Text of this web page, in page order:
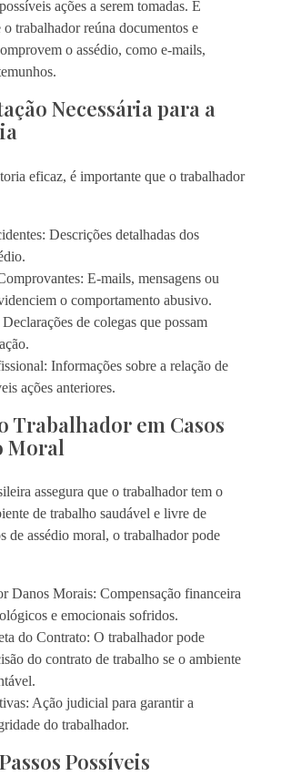
ações a serem tomadas. É
trabalhador reúna documentos e
o assédio, como e-mails,
Necessária para a
eficaz, é importante que o trabalhador
Descrições detalhadas dos
E-mails, mensagens ou
o comportamento abusivo.
de colegas que possam
Informações sobre a relação de
ações anteriores.
Trabalhador em Casos
Moral
assegura que o trabalhador tem o
de trabalho saudável e livre de
de assédio moral, o trabalhador pode
Danos Morais: Compensação financeira
e emocionais sofridos.
do Contrato: O trabalhador pode
do contrato de trabalho se o ambiente
Ação judicial para garantir a
do trabalhador.
Possíveis